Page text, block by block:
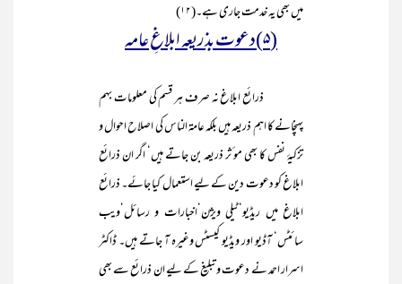
میں بھی یہ خدمت جاری ہے۔(۱۲)
(۵)دعوت بذریعہ ابلاغِ عامہ
ذرائع ابلاغ نہ صرف ہر قسم کی معلومات بہم
پہنچانے کا اہم ذریعہ ہیں بلکہ عامۃ الناس کی اصلاح احوال و
تزکیۂ نفس کا بھی مو ٔثر ذریعہ بن جاتے ہیں‘ اگر ان ذرائع
ابلاغ کو دعوت دین کے لیے استعمال کیا جائے۔ ذرائع
ابلاغ میں ریڈیو‘ٹیلی ویژن‘اخبارات و رسائل‘ویب
سائٹس‘ آڈیو اور ویڈیو کیسٹس وغیرہ آ جاتے ہیں۔ ڈاکٹر
اسرار احمد نے دعوت و تبلیغ کے لیے ان ذرائع سے بھی